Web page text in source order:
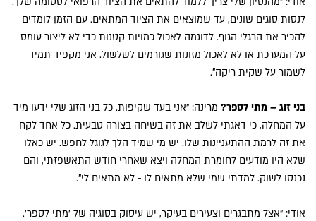
לנסות סוגים שונים, עד שמוצאים את הציוד המתאים. עם הזמן לומדים
להכיר את הרגלי הגוף. לדוגמה לאכול כמויות קטנות כדי לא ליצור עומס
על המערכת או לא לאכול מזונות שגורמים לשלשול. אני מקפיד תמיד
לשמור על שקית ריקה".
בני זוג – מתי לספר? מרינה: "אני בעד שקיפות. כל בני הזוג שלי ידעו מיד
על המחלה, כי דאגתי לשלב את זה בשיחה בצורה טבעית. כל אחד לקח
את זה לרמת ההתעניינות שלו. יש מי שמיד הלך לגוגל לחפש. יש כאלו
שלא היו מודעים לחומרת המחלה ויצא שאחרי חודש התאשפזתי, והם
נכנסו לשוק. למדתי שמי שלא מתאים לו - לא מתאים לי".
אודי: "אצל מתבגרים וצעירים בעיקר, יש עיסוק בסוגיה של 'מתי לספר'.